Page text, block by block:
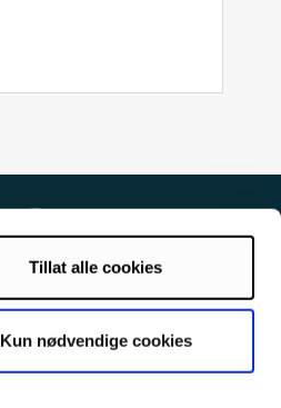
Tillat alle cookies
Kun nødvendige cookies